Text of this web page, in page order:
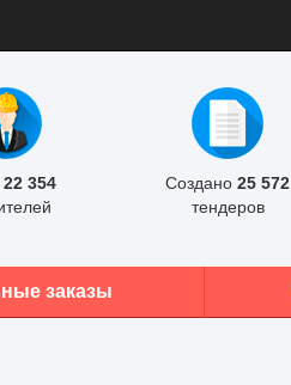
22 354
Создано 25 572
тендеров
заказы